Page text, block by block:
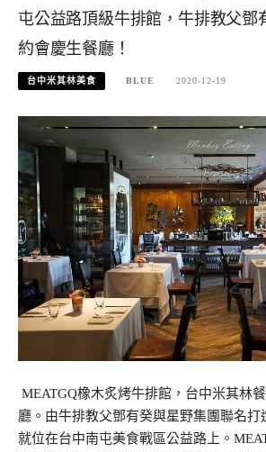
屯公益路頂級牛排館，牛排教父鄧
約會慶生餐廳！
台中米其林美食 BLUE 2020-12-19
MEATGQ橡木炙烤牛排館，台中米其林
廳。由牛排教父鄧有癸與星野集團聯名打
就位在台中南屯美食戰區公益路上。